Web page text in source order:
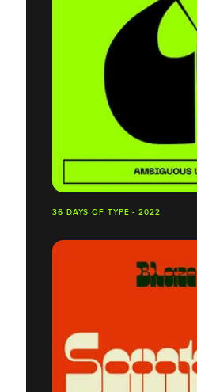
36 DAYS OF TYPE - 2022